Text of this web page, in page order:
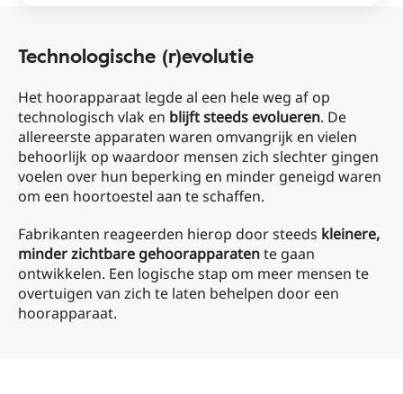
Technologische (r)evolutie
Het hoorapparaat legde al een hele weg af op
technologisch vlak en blijft steeds evolueren. De
allereerste apparaten waren omvangrijk en vielen
behoorlijk op waardoor mensen zich slechter gingen
voelen over hun beperking en minder geneigd waren
om een hoortoestel aan te schaffen.
Fabrikanten reageerden hierop door steeds kleinere,
minder zichtbare gehoorapparatente gaan
ontwikkelen. Een logische stap om meer mensen te
overtuigen van zich te laten behelpen door een
hoorapparaat.